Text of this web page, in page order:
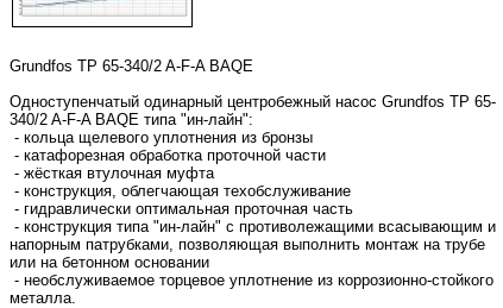
Grundfos TP 65-340/2 A-F-A BAQE
Одноступенчатый одинарный центробежный насос Grundfos TP 65-
340/2 A-F-A BAQE типа "ин-лайн":
- кольца щелевого уплотнения из бронзы
- катафорезная обработка проточной части
- жёсткая втулочная муфта
- конструкция, облегчающая техобслуживание
- гидравлически оптимальная проточная часть
- конструкция типа "ин-лайн" с противолежащими всасывающим и
напорным патрубками, позволяющая выполнить монтаж на трубе
или на бетонном основании
- необслуживаемое торцевое уплотнение из коррозионно-стойкого
металла.